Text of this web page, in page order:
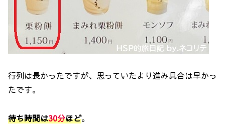
行列は長かったですが、思っていたより進み具合は早かっ
たです。
待ち時間は30分ほど。